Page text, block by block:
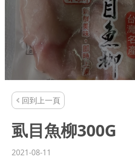
回到上一頁
虱目魚柳300G
2021-08-11